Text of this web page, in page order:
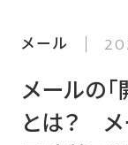
メール
メールの
とは？ メ